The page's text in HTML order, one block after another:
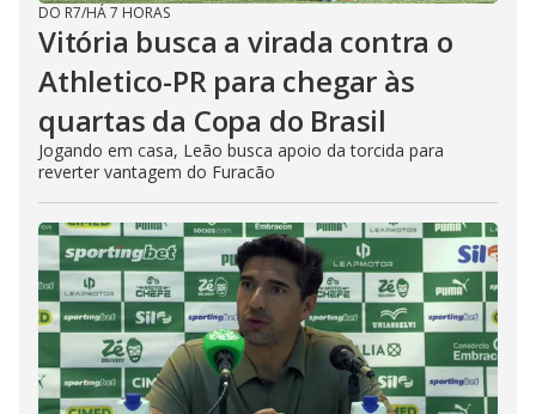
DO R7/HÁ 7 HORAS
Vitória busca a virada contra o
Athletico-PR para chegar às
quartas da Copa do Brasil
Jogando em casa, Leão busca apoio da torcida para
reverter vantagem do Furacão